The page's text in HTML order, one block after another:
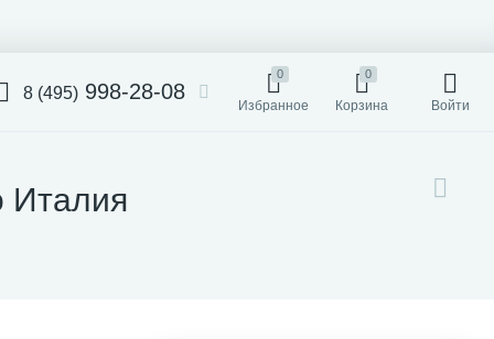
8 (495) 998-28-08
0
Избранное
0
Корзина Войти
Италия